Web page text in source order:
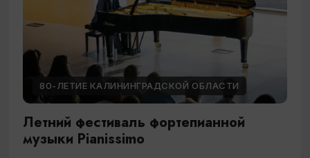
80-ЛЕТИЕ КАЛИНИНГРАДСКОЙ ОБЛАСТИ
Летний фестиваль фортепианной
музыки Pianissimo